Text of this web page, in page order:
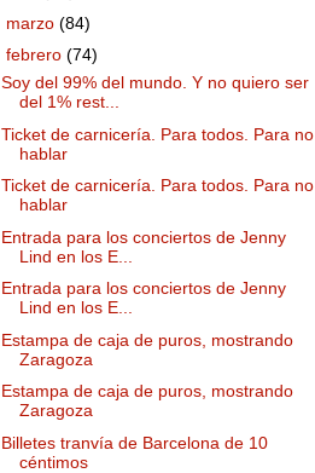
marzo (84)
febrero (74)
Soy del 99% del mundo. Y no quiero ser
del 1% rest...
Ticket de carnicería. Para todos. Para no
hablar
Ticket de carnicería. Para todos. Para no
hablar
Entrada para los conciertos de Jenny
Lind en los E...
Entrada para los conciertos de Jenny
Lind en los E...
Estampa de caja de puros, mostrando
Zaragoza
Estampa de caja de puros, mostrando
Zaragoza
Billetes tranvía de Barcelona de 10
céntimos